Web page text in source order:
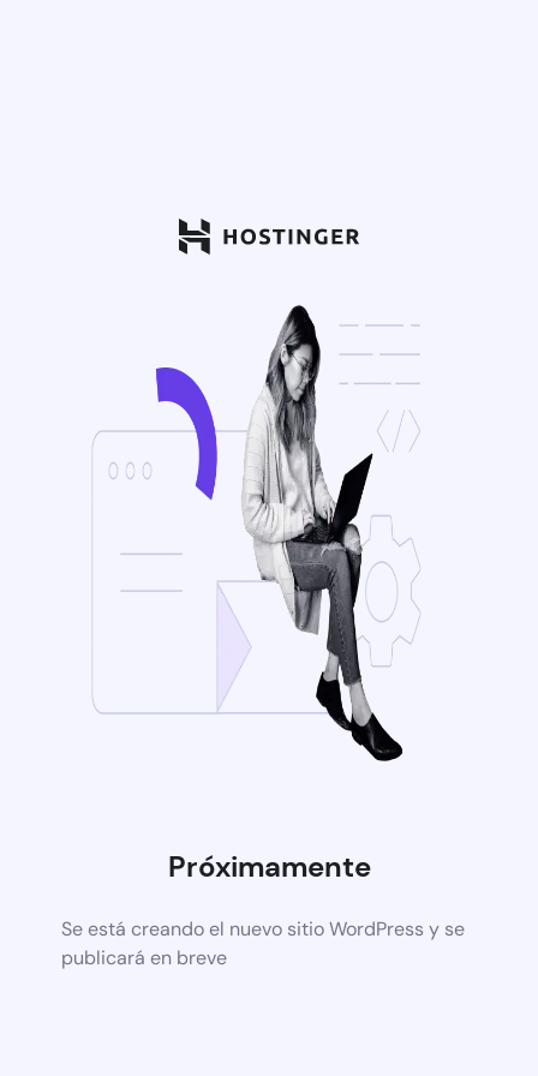
Próximamente
Se está creando el nuevo sitio WordPress y se
publicará en breve